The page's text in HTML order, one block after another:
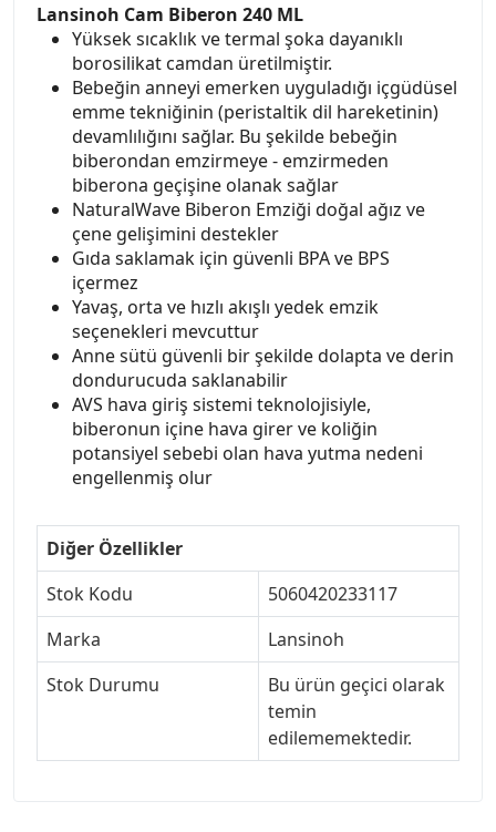
Lansinoh Cam Biberon 240 ML
Yüksek sıcaklık ve termal şoka dayanıklı
borosilikat camdan üretilmiştir.
Bebeğin anneyi emerken uyguladığı içgüdüsel
emme tekniğinin (peristaltik dil hareketinin)
devamlılığını sağlar. Bu şekilde bebeğin
biberondan emzirmeye - emzirmeden
biberona geçişine olanak sağlar
NaturalWave Biberon Emziği doğal ağız ve
çene gelişimini destekler
Gıda saklamak için güvenli BPA ve BPS
içermez
Yavaş, orta ve hızlı akışlı yedek emzik
seçenekleri mevcuttur
Anne sütü güvenli bir şekilde dolapta ve derin
dondurucuda saklanabilir
AVS hava giriş sistemi teknolojisiyle,
biberonun içine hava girer ve koliğin
potansiyel sebebi olan hava yutma nedeni
engellenmiş olur
Diğer Özellikler
Stok Kodu
5060420233117
Marka
Lansinoh
Stok Durumu
Bu ürün geçici olarak
temin
edilememektedir.